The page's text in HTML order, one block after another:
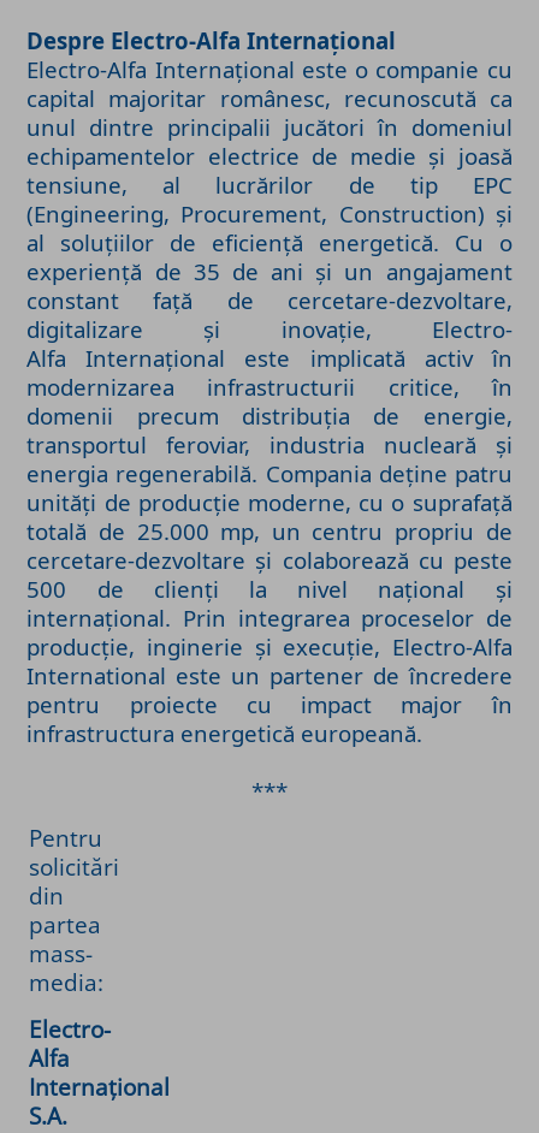
Despre Electro-Alfa Internațional
Electro-Alfa Internațional este o companie cu
capital majoritar românesc, recunoscută ca
unul dintre principalii jucători în domeniul
echipamentelor electrice de medie și joasă
tensiune, al lucrărilor de tip EPC
(Engineering, Procurement, Construction) și
al soluțiilor de eficiență energetică. Cu o
experiență de 35 de ani și un angajament
constant față de cercetare-dezvoltare,
digitalizare și inovație, Electro-
Alfa Internațional este implicată activ în
modernizarea infrastructurii critice, în
domenii precum distribuția de energie,
transportul feroviar, industria nucleară și
energia regenerabilă. Compania deține patru
unități de producție moderne, cu o suprafață
totală de 25.000 mp, un centru propriu de
cercetare-dezvoltare și colaborează cu peste
500 de clienți la nivel național și
internațional. Prin integrarea proceselor de
producție, inginerie și execuție, Electro-Alfa
International este un partener de încredere
pentru proiecte cu impact major în
infrastructura energetică europeană.
***
Pentru
solicitări
din
partea
mass-
media:
Electro-
Alfa
Internațional
S.A.